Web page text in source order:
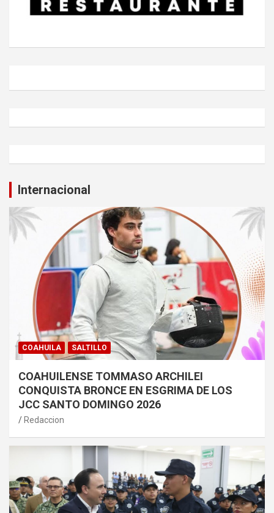
Internacional
COAHUILA SALTILLO
COAHUILENSE TOMMASO ARCHILEI
CONQUISTA BRONCE EN ESGRIMA DE LOS
JCC SANTO DOMINGO 2026
Redaccion